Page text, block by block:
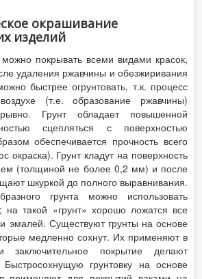
окрашивание
изделий
можно покрывать всеми видами красок,
удаления ржавчины и обезжиривания
быстрее огрунтовать, т.к. процесс
(т.е. образование ржавчины)
Грунт обладает повышенной
сцепляться с поверхностью
обеспечивается прочность всего
окраска). Грунт кладут на поверхность
(толщиной не более 0,2 мм) и после
шкуркой до полного выравнивания.
грунта можно использовать
на такой «грунт» хорошо ложатся все
эмалей. Существуют грунты на основе
медленно сохнут. Их применяют в
покрытие делают
грунтовку на основе